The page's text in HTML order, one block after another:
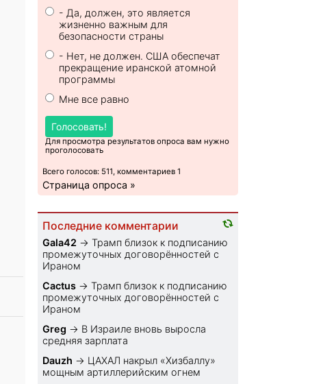
- Да, должен, это является
жизненно важным для
безопасности страны
- Нет, не должен. США обеспечат
прекращение иранской атомной
программы
Мне все равно
Голосовать!
Для просмотра результатов опроса вам нужно
проголосовать
Всего голосов: 511, комментариев 1
Страница опроса »
Последние комментарии
Gala42 →Трамп близок к подписанию
промежуточных договорённостей с
Ираном
Cactus →Трамп близок к подписанию
промежуточных договорённостей с
Ираном
Greg → В Израиле вновь выросла
средняя зарплата
Dauzh → ЦАХАЛ накрыл «Хизбаллу»
мощным артиллерийским огнем